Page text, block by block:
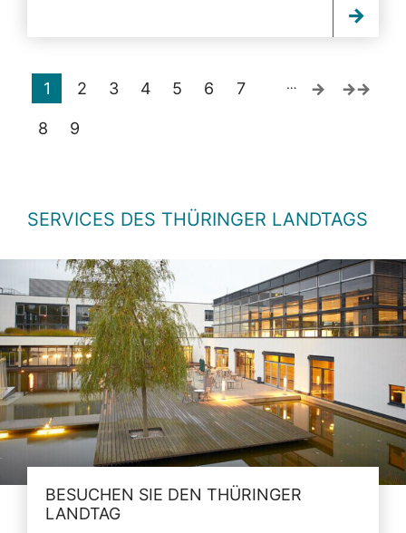
1 2 3 4 5 6 7
8 9
…
SERVICES DES THÜRINGER LANDTAGS
BESUCHEN SIE DEN THÜRINGER
LANDTAG